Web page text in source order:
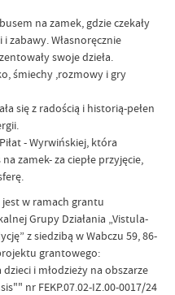
na zamek, gdzie czekały
zabawy. Własnoręcznie
swoje dzieła.
śmiechy ,rozmowy i gry
się z radością i historią-pełen
- Wyrwińskiej, która
zamek- za ciepłe przyjęcie,
w ramach grantu
Grupy Działania „Vistula-
z siedzibą w Wabczu 59, 86-
grantowego:
i młodzieży na obszarze
nr FEKP.07.02-IZ.00-0017/24